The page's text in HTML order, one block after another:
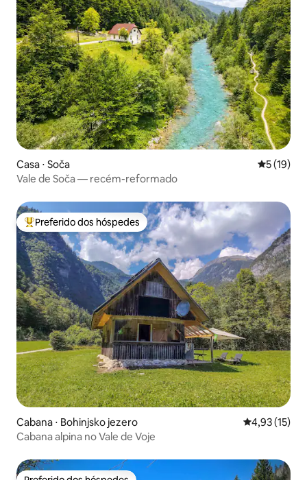
Casa ⋅ Soča 5 de uma
5 (19)
Vale de Soča — recém-reformado
Entre os melhores preferidos dos hóspedes
Preferido dos hóspedes
Cabana ⋅ Bohinjsko jezero 4,93 de uma
4,93 (15)
Cabana alpina no Vale de Voje